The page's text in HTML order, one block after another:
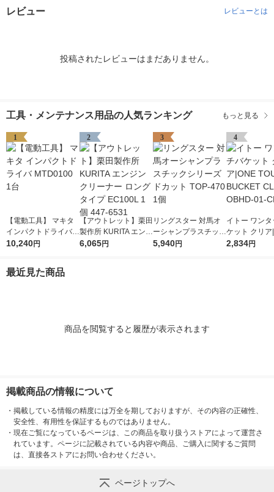
レビュー レビューとは
投稿されたレビューはまだありません。
工具・メンテナンス用品の人気ランキング もっと見る
1
【電動工具】 マキタ
インパクトドライバ
MTD0100 1台
10,240円
2
【アウトレット】栗田
製作所 KURITA エンジ
ンクリーナー ロング
6,065円
3
リングスター 対馬オ
ーシャンプラスチック
シリーズ ドカット TO
5,940円
4
イトー ワン
ケット クリア
OUCH
2,834円
最近見た商品
商品を閲覧すると履歴が表示されます
掲載商品の情報について
・ 掲載している情報の精度には万全を期しておりますが、その内容の正確性、
安全性、有用性を保証するものではありません。
・ 現在ご覧になっているページは、この商品を取り扱うストアによって運営さ
れています。ページに記載されている内容や商品、ご購入に関するご質問
は、直接各ストアにお問い合わせください。
ページトップへ